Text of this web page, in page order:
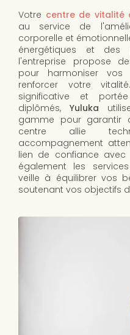
Votre centre de vitalité
au service de
corporelle et
énergétiques et des
l'entreprise propose
pour harmoniser vos
renforcer votre
significative et
diplômés, Yuluka
gamme pour garantir
centre allie
accompagnement
lien de confiance avec
également les
veille à équilibrer vos
soutenant vos objectifs